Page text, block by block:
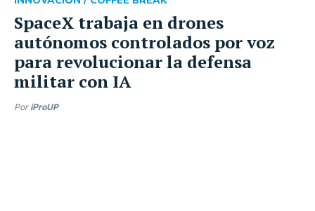
SpaceX trabaja en drones
autónomos controlados por voz
para revolucionar la defensa
militar con IA
Por iProUP